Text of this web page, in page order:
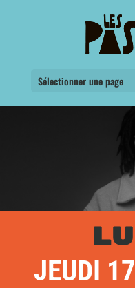
Sélectionner une page
JEUDI